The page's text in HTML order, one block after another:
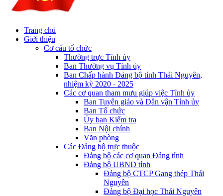
Trang chủ
Giới thiệu
Cơ cấu tổ chức
Thường trực Tỉnh ủy
Ban Thường vụ Tỉnh ủy
Ban Chấp hành Đảng bộ tỉnh Thái Nguyên,
nhiệm kỳ 2020 - 2025
Các cơ quan tham mưu giúp việc Tỉnh ủy
Ban Tuyên giáo và Dân vận Tỉnh ủy
Ban Tổ chức
Ủy ban Kiểm tra
Ban Nội chính
Văn phòng
Các Đảng bộ trực thuộc
Đảng bộ các cơ quan Đảng tỉnh
Đảng bộ UBND tỉnh
Đảng bộ CTCP Gang thép Thái
Nguyên
Đảng bộ Đại học Thái Nguyên